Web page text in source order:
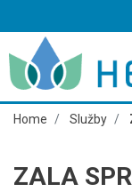
Home Služby
ZALA